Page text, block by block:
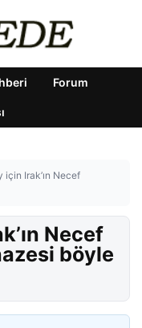
Forum
için Irak’ın Necef
Necef
böyle